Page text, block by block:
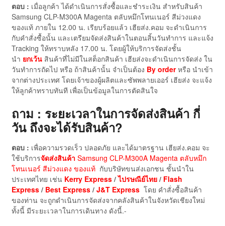
ตอบ : เมื่อลูกค้า ได้ดำเนินการสั่งซื้อและชำระเงิน สำหรับสินค้า
Samsung CLP-M300A Magenta ตลับหมึกโทนเนอร์ สีม่วงแดง
ของแท้ ภายใน 12.00 น. เรียบร้อยแล้ว เฮียส่ง.คอม จะดำเนินการ
กับคำสั่งซื้อนั้น และเตรียมจัดส่งสินค้าในตอนสิ้นวันทำการ และแจ้ง
Tracking ให้ทราบหลัง 17.00 น. โดยผู้ให้บริการจัดส่งชั้น
นำ ยกเว้นสินค้าที่ไม่มีในสต็อกสินค้า เฮียส่งจะดำเนินการจัดส่ง ใน
วันทำการถัดไป หรือ ถ้าสินค้านั้น จำเป็นต้อง By orderหรือ นำเข้า
จากต่างประเทศ โดยเจ้าของผู้ผลิตและซัพพลายเออร์ เฮียส่ง จะแจ้ง
ให้ลูกค้าทราบทันที เพื่อเป็นข้อมูลในการตัดสินใจ
ถาม : ระยะเวลาในการจัดส่งสินค้า กี่
วัน ถึงจะได้รับสินค้า?
ตอบ : เพื่อความรวดเร็ว ปลอดภัย และได้มาตรฐาน เฮียส่ง.คอม จะ
ใช้บริการจัดส่งสินค้า Samsung CLP-M300A Magenta ตลับหมึก
โทนเนอร์ สีม่วงแดง ของแท้ กับบริษัทขนส่งเอกชน ชั้นนำใน
ประเทศไทย เช่น Kerry Express/ไปรษณีย์ไทย/ Flash
Express/ Best Express/ J&T Expressโดย คำสั่งซื้อสินค้า
ของท่าน จะถูกดำเนินการจัดส่งจากคลังสินค้าในจังหวัดเชียงใหม่
ทั้งนี้ มีระยะเวลาในการเดินทาง ดังนี้.-